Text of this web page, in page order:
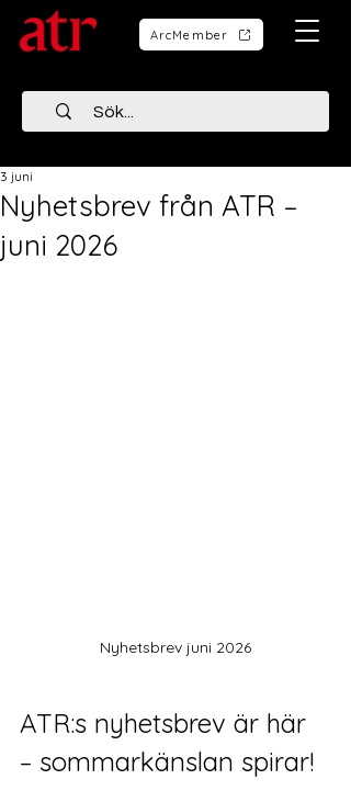
ArcMember
Nyhetsbrev från ATR –
juni 2026
3 juni
Nyhetsbrev juni 2026
ATR:s nyhetsbrev är här
– sommarkänslan spirar!